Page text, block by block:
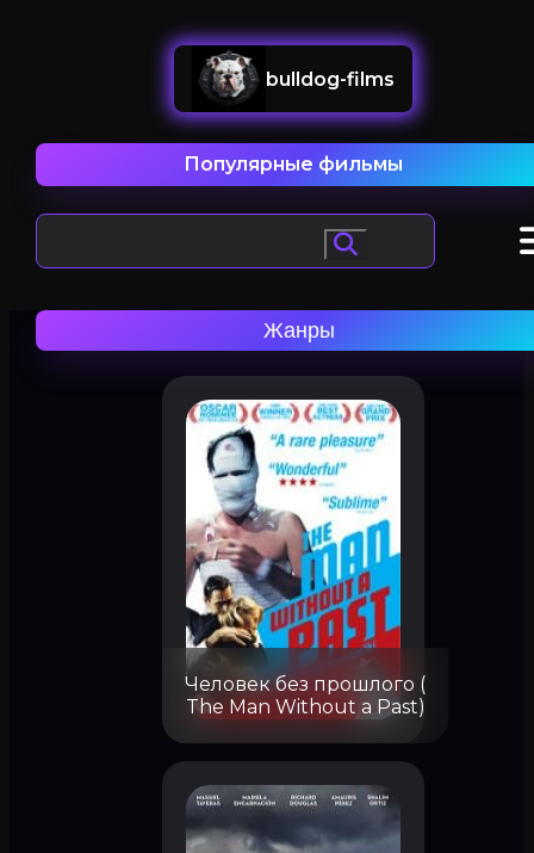
bulldog-films
Популярные фильмы
Жанры
Человек без прошлого (
The Man Without a Past)